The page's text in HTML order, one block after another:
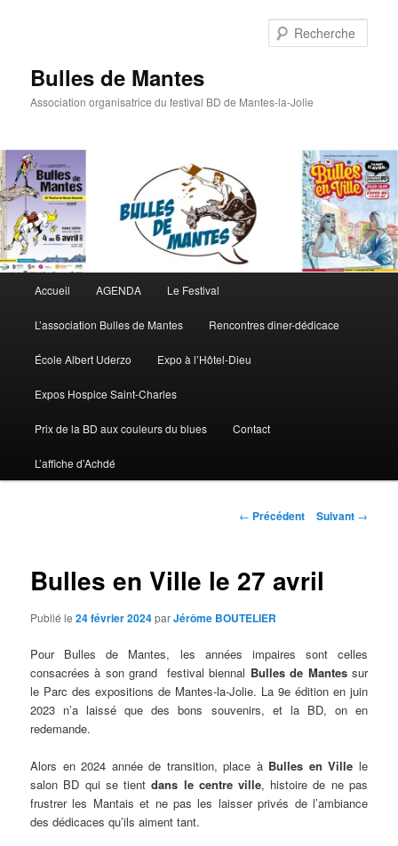
Bulles de Mantes
Association organisatrice du festival BD de Mantes-la-Jolie
Aller au contenu principal
Aller au contenu secondaire
Accueil AGENDA Le Festival
L’association Bulles de Mantes Rencontres diner-dédicace
École Albert Uderzo Expo à l’Hôtel-Dieu
Expos Hospice Saint-Charles
Prix de la BD aux couleurs du blues Contact
L’affiche d’Achdé
Navigation des articles
← Précédent Suivant →
Bulles en Ville le 27 avril
Publié le24 février 2024parJérôme BOUTELIER
Pour Bulles de Mantes, les années impaires sont celles
consacrées à son grand festival biennal Bulles de Mantessur
le Parc des expositions de Mantes-la-Jolie. La 9e édition en juin
2023 n’a laissé que des bons souvenirs, et la BD, on en
redemande.
Alors en 2024 année de transition, place à Bulles en Ville le
salon BD qui se tientdans le centre ville, histoire de ne pas
frustrer les Mantais et ne pas les laisser privés de l’ambiance
des dédicaces qu’ils aiment tant.